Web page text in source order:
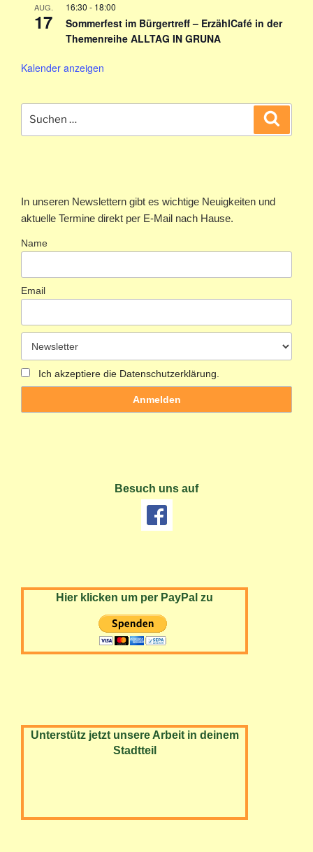
AUG.
17
16:30 - 18:00
Sommerfest im Bürgertreff – ErzählCafé in der
Themenreihe ALLTAG IN GRUNA
Kalender anzeigen
nach:
In unseren Newslettern gibt es wichtige Neuigkeiten und
aktuelle Termine direkt per E-Mail nach Hause.
Name
Email
Ich akzeptiere die Datenschutzerklärung.
Besuch uns auf
Hier klicken um per PayPal zu
Unterstütz jetzt unsere Arbeit in deinem
Stadtteil